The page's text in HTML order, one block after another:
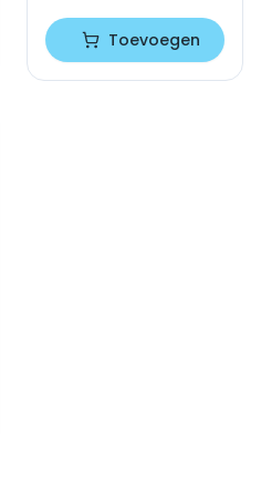
Toevoegen